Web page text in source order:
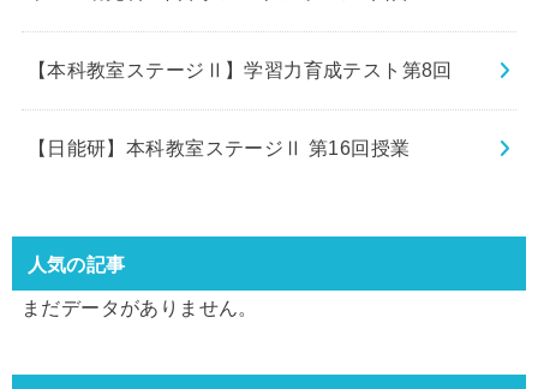
【本科教室ステージⅡ】学習力育成テスト第8回
【日能研】本科教室ステージⅡ 第16回授業
人気の記事
まだデータがありません。